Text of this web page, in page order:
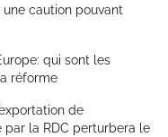
caution pouvant
qui sont les
réforme
de
la RDC perturbera le